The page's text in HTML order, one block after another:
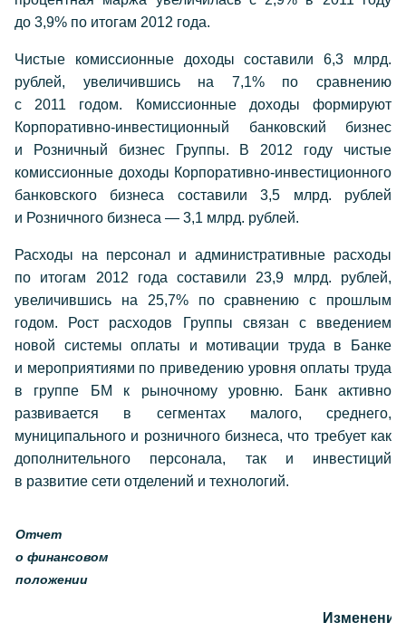
до 3,9% по итогам 2012 года.
Чистые комиссионные доходы составили 6,3 млрд.
рублей, увеличившись на 7,1% по сравнению
с 2011 годом. Комиссионные доходы формируют
Корпоративно-инвестиционный банковский бизнес
и Розничный бизнес Группы. В 2012 году чистые
комиссионные доходы Корпоративно-инвестиционного
банковского бизнеса составили 3,5 млрд. рублей
и Розничного бизнеса — 3,1 млрд. рублей.
Расходы на персонал и административные расходы
по итогам 2012 года составили 23,9 млрд. рублей,
увеличившись на 25,7% по сравнению с прошлым
годом. Рост расходов Группы связан с введением
новой системы оплаты и мотивации труда в Банке
и мероприятиями по приведению уровня оплаты труда
в группе БМ к рыночному уровню. Банк активно
развивается в сегментах малого, среднего,
муниципального и розничного бизнеса, что требует как
дополнительного персонала, так и инвестиций
в развитие сети отделений и технологий.
Отчет
о финансовом
положении
Изменение,